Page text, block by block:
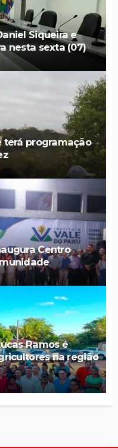
Siqueira e
nesta sexta (07)
terá programação
Centro
Ramos é
na região